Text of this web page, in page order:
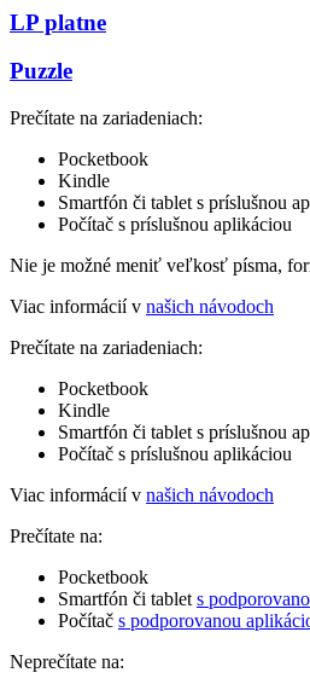
LP platne
Puzzle
Prečítate na zariadeniach:
Pocketbook
Kindle
Smartfón či tablet s príslušnou
Počítač s príslušnou aplikáciou
Nie je možné meniť veľkosť písma,
Viac informácií v našich návodoch
Prečítate na zariadeniach:
Pocketbook
Kindle
Smartfón či tablet s príslušnou
Počítač s príslušnou aplikáciou
Viac informácií v našich návodoch
Prečítate na:
Pocketbook
Smartfón či tablet s
Počítač s podporovanou
Neprečítate na: